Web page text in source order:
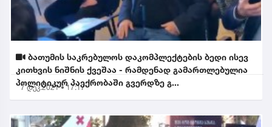
ბათუმის საკრებულოს დაკომპლექტების ბედი ისევ
კითხვის ნიშნის ქვეშაა - რამდენად გამართლებულია
პოლიტიკურ პაექრობაში გვერდზე გ...
7 დეკ.2021 • 17:17